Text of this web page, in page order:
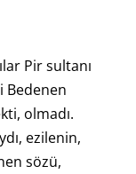
Pir sultanı
Bedenen
olmadı.
ezilenin,
sözü,